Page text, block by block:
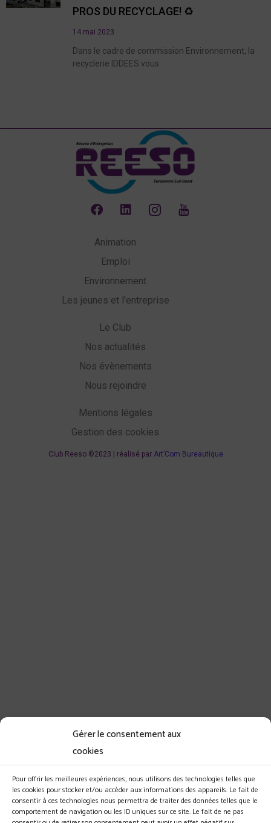
Gérer le consentement aux
cookies
Pour offrir les meilleures expériences, nous utilisons des technologies telles que
les cookies pour stocker et/ou accéder aux informations des appareils. Le fait de
consentir à ces technologies nous permettra de traiter des données telles que le
comportement de navigation ou les ID uniques sur ce site. Le fait de ne pas
PROS DU RECYCLAGE! ♻️
14 mai 2023
Dans le cadre de commission Environnement, la
recyclerie IDDEES vous
Animation
Emploi
Environnement
Les jeunes et l'entreprise
Le Club
Nos actualités
Nos évènements
Nous rejoindre
Mentions légales
Gestion des cookies
Club Reeso ©2023 | réalisé par Art’Com Bureautique